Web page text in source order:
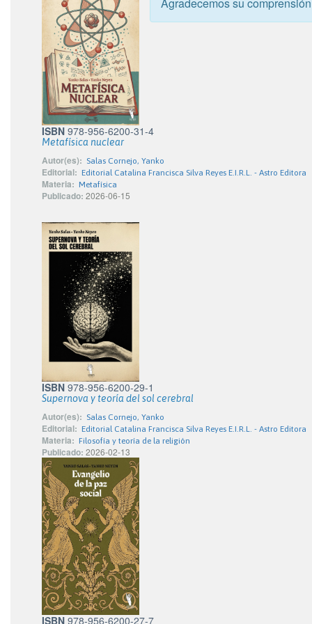
ISBN 978-956-6200-31-4
Metafísica nuclear
Autor(es): Salas Cornejo, Yanko
Editorial: Editorial Catalina Francisca Silva Reyes E.I.R.L. - Astro Editora
Materia: Metafísica
Publicado: 2026-06-15
ISBN 978-956-6200-29-1
Supernova y teoría del sol cerebral
Autor(es): Salas Cornejo, Yanko
Editorial: Editorial Catalina Francisca Silva Reyes E.I.R.L. - Astro Editora
Materia: Filosofía y teoría de la religión
Publicado: 2026-02-13
ISBN 978-956-6200-27-7